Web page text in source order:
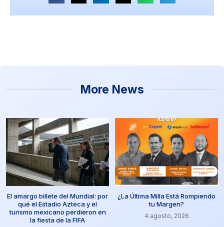
More News
El amargo billete del Mundial: por
qué el Estadio Azteca y el
turismo mexicano perdieron en
la fiesta de la FIFA
¿La Última Milla Está Rompiendo
tu Margen?
4 agosto, 2026